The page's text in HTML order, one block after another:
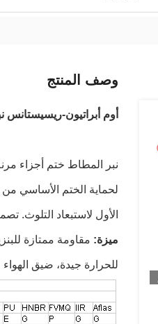
وصف المنتج
أوم أبراتيون-
نبر المطاط ختم أجزاء
لحماية الختم الأساسي
الأول لاستبعاد
ميزة: مقاومة ممتازة
للحرارة جيدة، ضيق